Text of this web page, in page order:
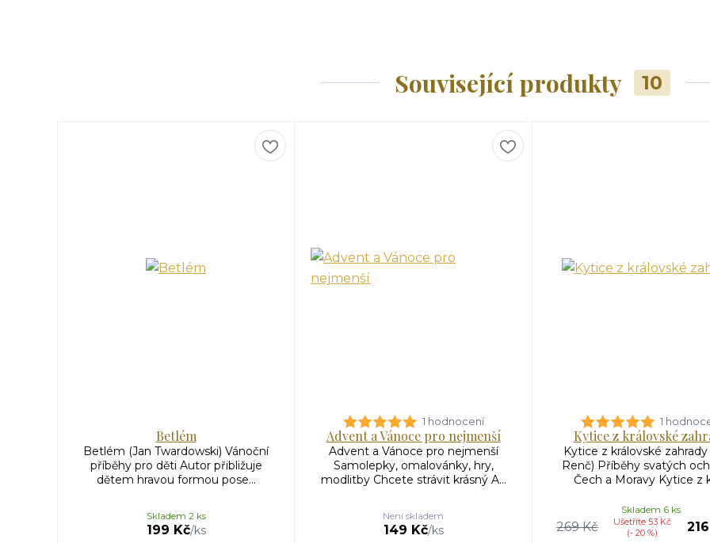
Související produkty 10
Betlém
Betlém (Jan Twardowski) Vánoční
příběhy pro děti Autor přibližuje
dětem hravou formou pose...
199 Kč/ks
Skladem 2 ks
1 hodnocení
Advent a Vánoce pro nejmenší
Advent a Vánoce pro nejmenší
Samolepky, omalovánky, hry,
modlitby Chcete strávit krásný A...
149 Kč/ks
Není skladem
1
Kytice z královské
Kytice z královské
Renč) Příběhy svatých
Čech a Moravy Kytice z
269 Kč
Ušetříte 53 Kč
(- 20 %)
Skladem 6 ks